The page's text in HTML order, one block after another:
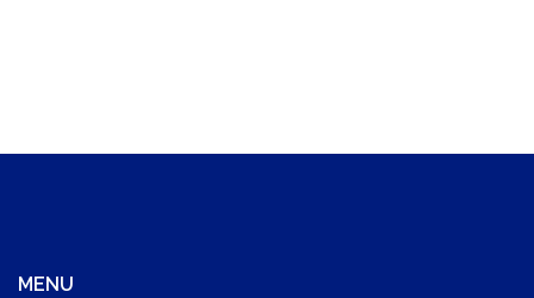
MENU